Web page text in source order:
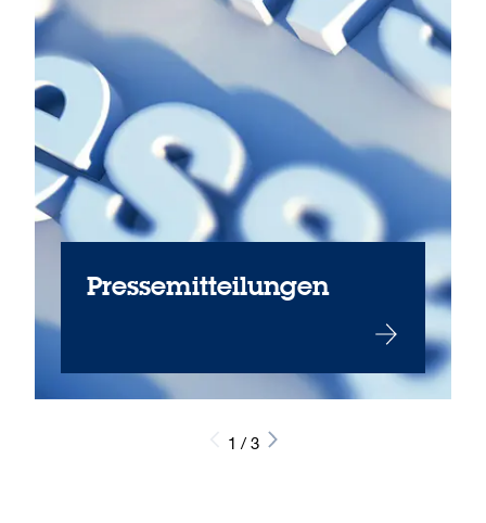
Pressemitteilungen
1 / 3